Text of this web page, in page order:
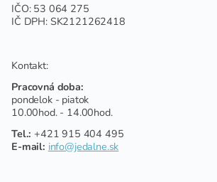
IČO: 53 064 275
IČ DPH: SK2121262418
Kontakt:
Pracovná doba:
pondelok - piatok
10.00hod. - 14.00hod.
Tel.: +421 915 404 495
E-mail: info@jedalne.sk